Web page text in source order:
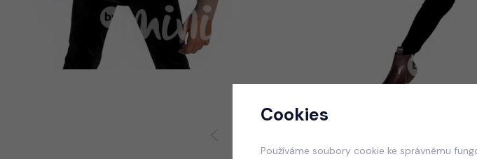
Cookies
Používáme soubory cookie ke správnému